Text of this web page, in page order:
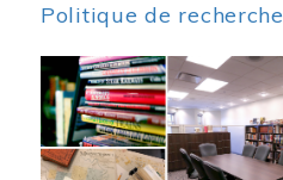
Politique de recherche
Image